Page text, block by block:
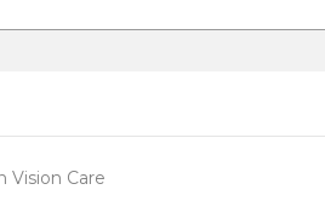
Vision Care